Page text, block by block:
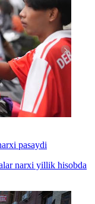
pasaydi
narxi yillik hisobda